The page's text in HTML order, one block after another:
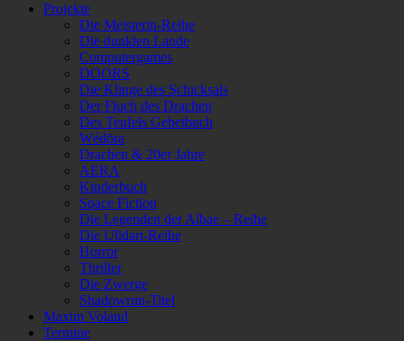
Projekte
Die Meisterin-Reihe
Die dunklen Lande
Computergames
DOORS
Die Klinge des Schicksals
Der Fluch des Drachen
Des Teufels Gebetbuch
Wédōra
Drachen & 20er Jahre
AERA
Kinderbuch
Space Fiction
Die Legenden der Albae – Reihe
Die Ulldart-Reihe
Horror
Thriller
Die Zwerge
Shadowrun-Titel
Maxim Voland
Termine